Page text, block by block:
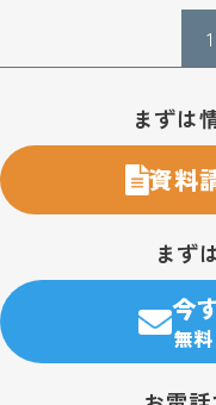
1
まずは
資料
まず
今
無